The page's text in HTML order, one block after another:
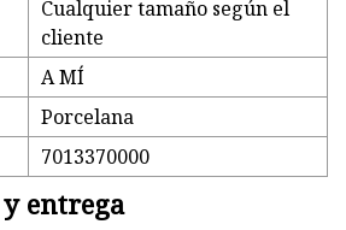
Cualquier tamaño según el
cliente
A MÍ
Porcelana
7013370000
entrega